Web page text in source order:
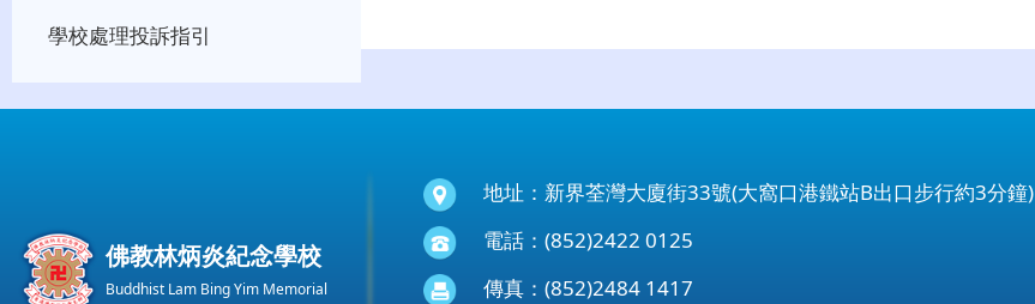
學校處理投訴指引
佛教林炳炎紀念學校
Buddhist Lam Bing Yim Memorial
地址：新界荃灣大廈街33號(大窩口港鐵站B出口步行約3分鐘)
電話：(852)2422 0125
傳真：(852)2484 1417